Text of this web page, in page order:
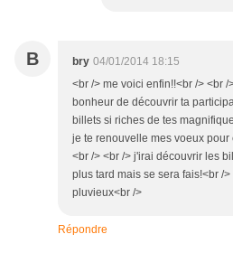
B bry 04/01/2014 18:15
<br /> me voici enfin!!<br /> <br /
bonheur de découvrir ta
billets si riches de tes
je te renouvelle mes voeux
<br /> <br /> j'irai découvrir les
plus tard mais se sera fais!<br /
pluvieux<br />
Répondre